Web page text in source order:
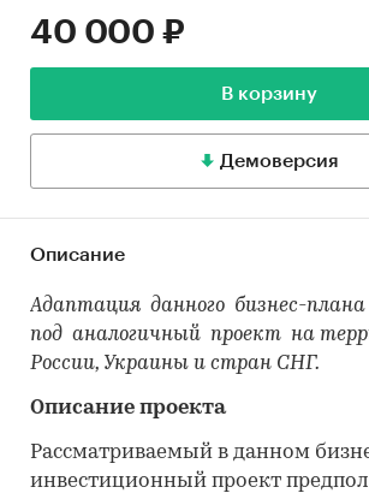
40 000 ₽
В корзину
Демоверсия
Описание
Адаптация данного бизнес-
под аналогичный проект на
России, Украины и стран СНГ.
Описание проекта
Рассматриваемый в данном
инвестиционный проект